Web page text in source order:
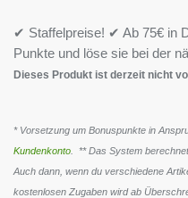
✔ Staffelpreise! ✔ Ab 75€ in
Punkte und löse sie bei der
Dieses Produkt ist derzeit nicht
* Vorsetzung um Bonuspunkte in
Kundenkonto . ** Das System
Auch dann, wenn du verschiedene
kostenlosen Zugaben wird ab